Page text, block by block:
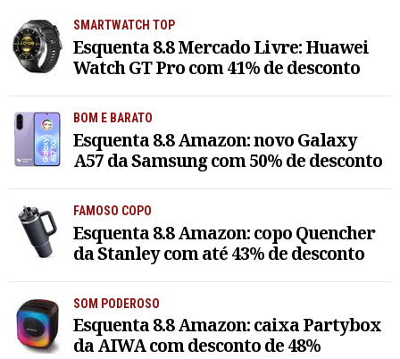
SMARTWATCH TOP
Esquenta 8.8 Mercado Livre: Huawei
Watch GT Pro com 41% de desconto
BOM E BARATO
Esquenta 8.8 Amazon: novo Galaxy
A57 da Samsung com 50% de desconto
FAMOSO COPO
Esquenta 8.8 Amazon: copo Quencher
da Stanley com até 43% de desconto
SOM PODEROSO
Esquenta 8.8 Amazon: caixa Partybox
da AIWA com desconto de 48%